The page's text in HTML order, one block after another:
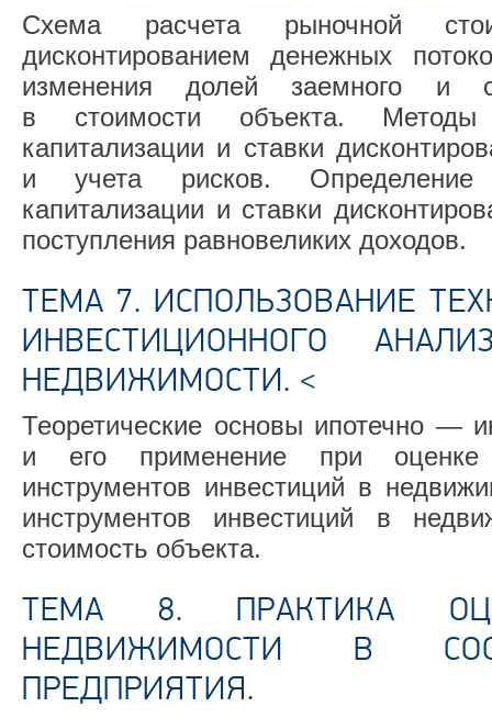
Схема расчета рыночной
дисконтированием денежных
изменения долей заемного и
в стоимости объекта. Методы
капитализации и ставки
и учета рисков. Определение
капитализации и ставки
поступления равновеликих доходов.
ТЕМА 7. ИСПОЛЬЗОВАНИЕ
ИНВЕСТИЦИОННОГО
НЕДВИЖИМОСТИ. <
Теоретические основы ипотечно —
и его применение при оценке
инструментов инвестиций в
инструментов инвестиций в
стоимость объекта.
ТЕМА 8. ПРАКТИКА
НЕДВИЖИМОСТИ В
ПРЕДПРИЯТИЯ.